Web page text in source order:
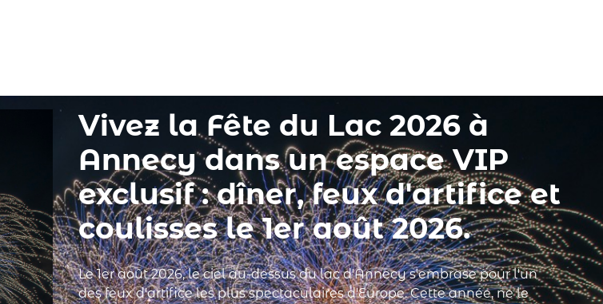
Vivez la Fête du Lac 2026 à
Annecy dans un espace VIP
exclusif : dîner, feux d'artifice et
coulisses le 1er août 2026.
Le 1er août 2026, le ciel au-dessus du lac d'Annecy s'embrase pour l'un
des feux d'artifice les plus spectaculaires d'Europe. Cette année, ne le